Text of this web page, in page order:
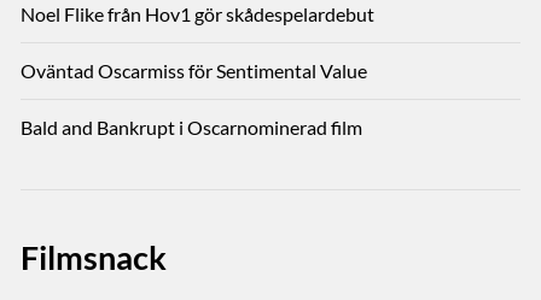
Noel Flike från Hov1 gör skådespelardebut
Oväntad Oscarmiss för Sentimental Value
Bald and Bankrupt i Oscarnominerad film
Filmsnack